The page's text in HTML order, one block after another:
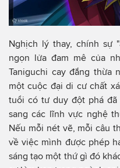
Nghịch lý thay, chính sự
ngọn lửa đam mê của
Taniguchi cay đắng thừa
một cuộc đại di cư chất
tuổi có tư duy đột phá đã
sang các lĩnh vực nghệ
Nếu mỗi nét vẽ, mỗi câu
về việc mình được phép
sáng tạo một thứ gì đó